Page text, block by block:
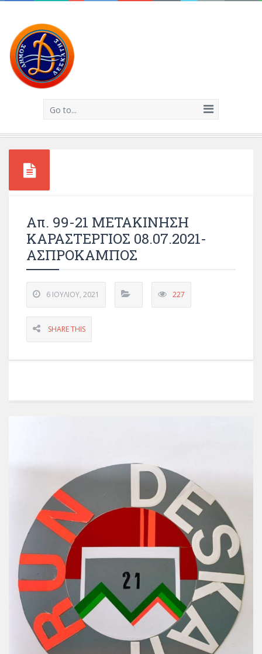
Go to...
Απ. 99-21 ΜΕΤΑΚΙΝΗΣΗ
ΚΑΡΑΣΤΕΡΓΙΟΣ 08.07.2021-
ΑΣΠΡΟΚΑΜΠΟΣ
6 ΙΟΥΛΊΟΥ, 2021 227
SHARE THIS